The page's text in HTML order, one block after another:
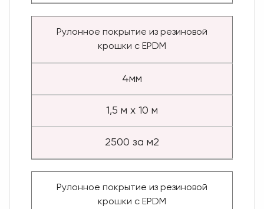
Рулонное покрытие из резиновой
крошки с EPDM
4мм
1,5 м х 10 м
2500 за м2
Рулонное покрытие из резиновой
крошки с EPDM